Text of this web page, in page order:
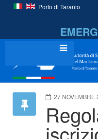
Porto di Taranto
27 NOVEMBRE